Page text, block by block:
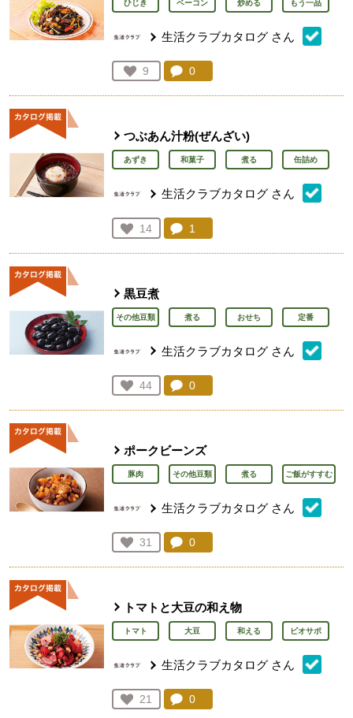
ひじき ベーコン 炒める もう一品
生活クラブカタログ さん
お気に入り登録：
9
人が登録
コメント：
0
つぶあん汁粉(ぜんざい)
あずき 和菓子 煮る 缶詰め
生活クラブカタログ さん
お気に入り登録：
14
人が登録
コメント：
1
黒豆煮
その他豆類 煮る おせち 定番
生活クラブカタログ さん
お気に入り登録：
44
人が登録
コメント：
0
ポークビーンズ
豚肉 その他豆類 煮る ご飯がすすむ
生活クラブカタログ さん
お気に入り登録：
31
人が登録
コメント：
0
トマトと大豆の和え物
トマト 大豆 和える ビオサポ
生活クラブカタログ さん
お気に入り登録：
21
人が登録
コメント：
0